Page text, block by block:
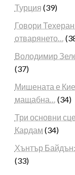
Турция (39)
Говори
отварянето…
Володимир
(37)
Мишената е
мащабна… (34)
Три основни
Кардам (34)
Хънтър
(33)